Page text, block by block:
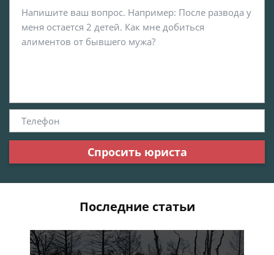
Спросить юриста
Последние статьи